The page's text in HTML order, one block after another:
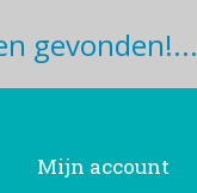
gevonden!...
Mijn account